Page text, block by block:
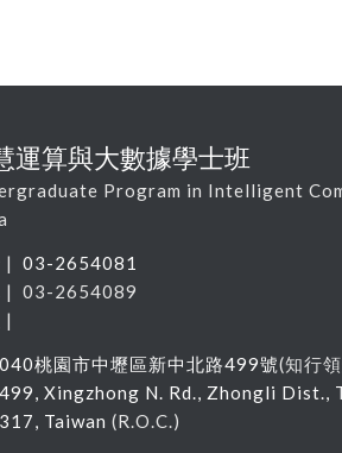
運算與大數據學士班
Program in Intelligent
| 03-2654081
| 03-2654089
|
桃園市中壢區新中北路499號(知行
Xingzhong N. Rd., Zhongli Dist.,
Taiwan (R.O.C.)